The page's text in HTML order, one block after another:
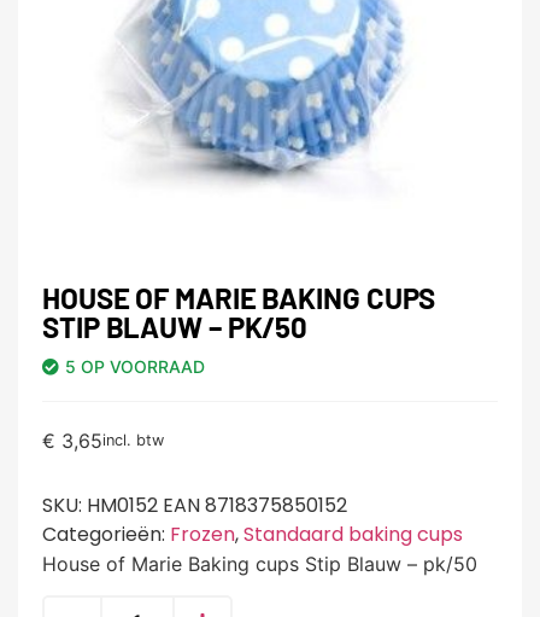
HOUSE OF MARIE BAKING CUPS
STIP BLAUW – PK/50
5 OP VOORRAAD
€ 3,65incl. btw
SKU: HM0152 EAN 8718375850152
Categorieën: Frozen,Standaard baking cups
House of Marie Baking cups Stip Blauw – pk/50